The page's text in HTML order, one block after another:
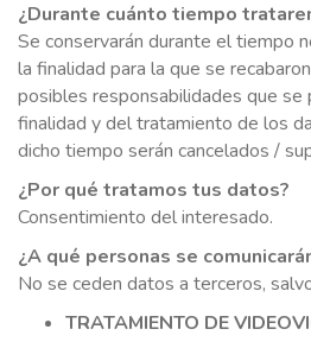
¿Durante cuánto tiempo
Se conservarán durante el tiempo
la finalidad para la que se
posibles responsabilidades que se
finalidad y del tratamiento de los
dicho tiempo serán cancelados /
¿Por qué tratamos tus datos?
Consentimiento del interesado.
¿A qué personas se
No se ceden datos a terceros,
TRATAMIENTO DE